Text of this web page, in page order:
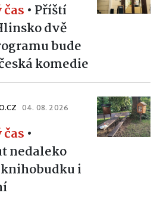
• Příští
dvě
bude
komedie
04. 08. 2026
•
nedaleko
i